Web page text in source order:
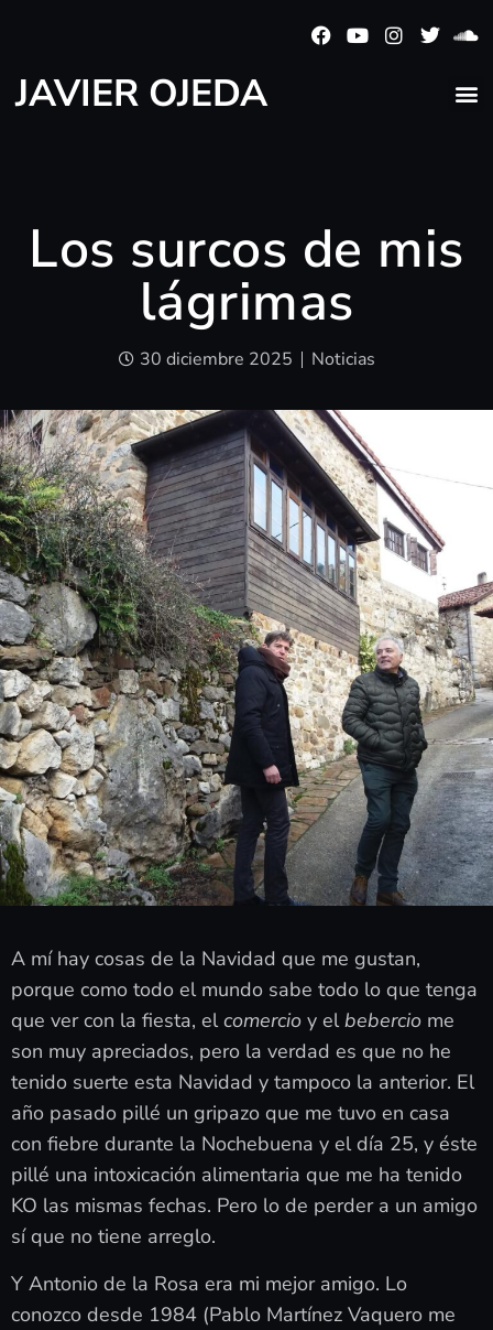
JAVIER OJEDA
Los surcos de mis
lágrimas
30 diciembre 2025 Noticias
A mí hay cosas de la Navidad que me gustan,
porque como todo el mundo sabe todo lo que tenga
que ver con la fiesta, elcomercio y elbebercio me
son muy apreciados, pero la verdad es que no he
tenido suerte esta Navidad y tampoco la anterior. El
año pasado pillé un gripazo que me tuvo en casa
con fiebre durante la Nochebuena y el día 25, y éste
pillé una intoxicación alimentaria que me ha tenido
KO las mismas fechas. Pero lo de perder a un amigo
sí que no tiene arreglo.
Y Antonio de la Rosa era mi mejor amigo. Lo
conozco desde 1984 (Pablo Martínez Vaquero me